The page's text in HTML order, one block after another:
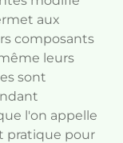
aux
composants
leurs
sont
l'on appelle
pratique pour